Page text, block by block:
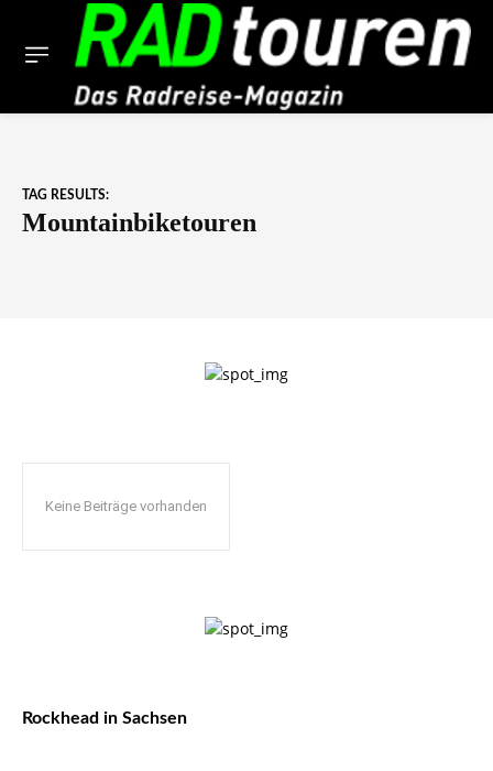
TAG RESULTS:
Mountainbiketouren
Keine Beiträge vorhanden
Rockhead in Sachsen